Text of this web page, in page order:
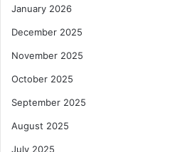
January 2026
December 2025
November 2025
October 2025
September 2025
August 2025
July 2025